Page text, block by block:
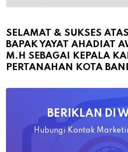
&
atas
Dilantiknya
Bapak
Ahadiat
SELAMAT & SUKSES
BAPAK YAYAT AHADIAT
M.H SEBAGAI KEPALA
PERTANAHAN KOTA
BERIKLAN DI
Hubungi Kontak